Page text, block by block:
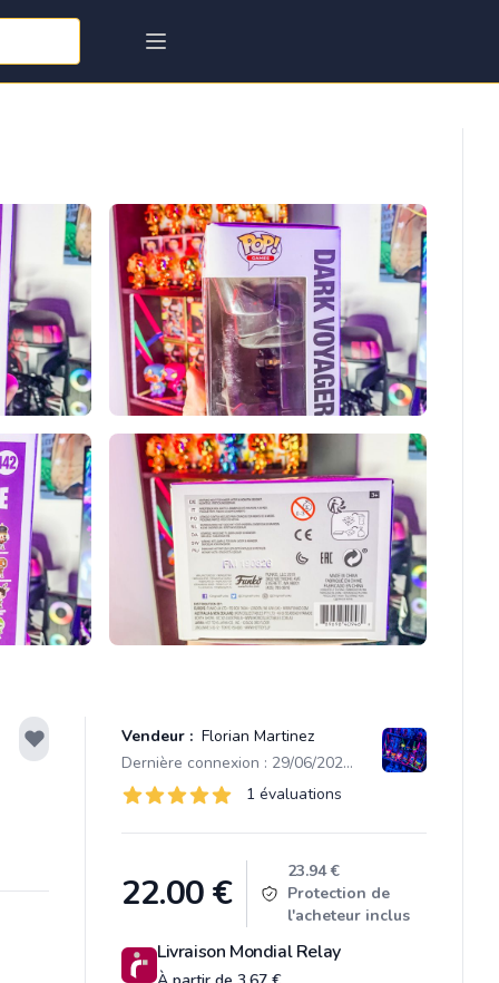
Vendeur : Florian Martinez
Dernière connexion : 29/06/2022 14:19
Évaluations
1 sur 5 étoiles 1 évaluations
22.00€
23.94 €
Protection de
l'acheteur inclus
Livraison Mondial Relay